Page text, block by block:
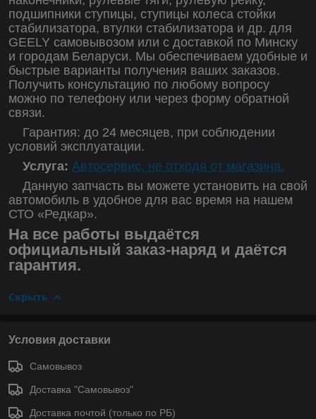
подшипники ступицы, ступицы колеса стойки
стабилизатора, втулки стабилизатора и др. для
GEELY самовывозом или с доставкой по Минску
и городам Беларуси. Мы обеспечиваем удобные и
быстрые варианты получения ваших заказов.
Получить консультацию по любому вопросу
можно по телефону или через форму обратной
связи.
Гарантия: до 24 месяцев, при соблюдении
условий эксплуатации.
Услуга: Автосервис, не отходя от магазина.
Данную запчасть вы можете установить на свой
автомобиль в удобное для вас время на нашем
СТО «Редкар».
На все работы выдаётся
официальный заказ-наряд и даётся
гарантия.
Скрыть
Условия доставки
Самовывоз
Доставка "Самовывоз"
Доставка почтой (только по РБ)